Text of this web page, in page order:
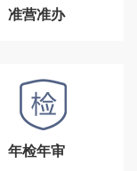
准营准办
年检年审